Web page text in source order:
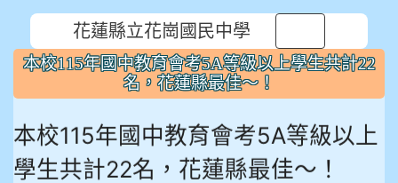
花蓮縣立花崗國民中學
本校115年國中教育會考5A等級以上學生共計22
名，花蓮縣最佳～！
本校115年國中教育會考5A等級以上
學生共計22名，花蓮縣最佳～！